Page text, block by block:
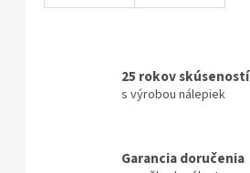
25 rokov skúseností
s výrobou nálepiek
Garancia doručenia